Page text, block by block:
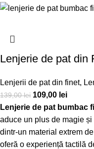
Lenjerie de pat din
Lenjerii de pat din finet,
139,00lei 109,00 lei
Lenjerie de pat bumbac
aduce un plus de magie
dintr-un material extrem
oferă o experiență tactilă